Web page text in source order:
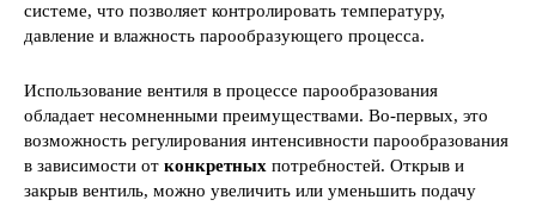
системе, что позволяет контролировать температуру,
давление и влажность парообразующего процесса.
Использование вентиля в процессе парообразования
обладает несомненными преимуществами. Во-первых, это
возможность регулирования интенсивности парообразования
в зависимости от конкретных потребностей. Открыв и
закрыв вентиль, можно увеличить или уменьшить подачу